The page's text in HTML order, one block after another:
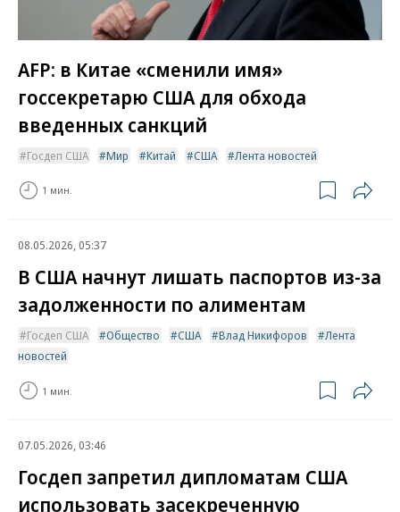
AFP: в Китае «сменили имя»
госсекретарю США для обхода
введенных санкций
Госдеп США Мир Китай США Лента новостей
1 мин.
08.05.2026, 05:37
В США начнут лишать паспортов из-за
задолженности по алиментам
Госдеп США Общество США Влад Никифоров
Лента
новостей
1 мин.
07.05.2026, 03:46
Госдеп запретил дипломатам США
использовать засекреченную